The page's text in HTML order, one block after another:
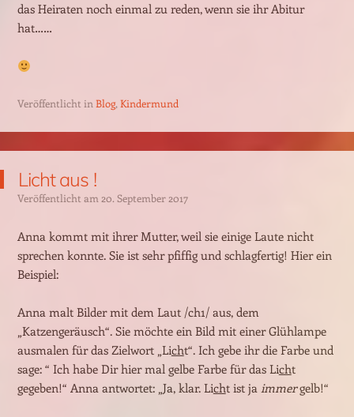
das Heiraten noch einmal zu reden, wenn sie ihr Abitur
hat……
Veröffentlicht in Blog, Kindermund
Licht aus !
Veröffentlicht am 20. September 2017
Anna kommt mit ihrer Mutter, weil sie einige Laute nicht
sprechen konnte. Sie ist sehr pfiffig und schlagfertig! Hier ein
Beispiel:
Anna malt Bilder mit dem Laut /ch1/ aus, dem
„Katzengeräusch“. Sie möchte ein Bild mit einer Glühlampe
ausmalen für das Zielwort „Licht“. Ich gebe ihr die Farbe und
sage: “ Ich habe Dir hier mal gelbe Farbe für das Licht
gegeben!“ Anna antwortet: „Ja, klar. Licht ist ja immergelb!“